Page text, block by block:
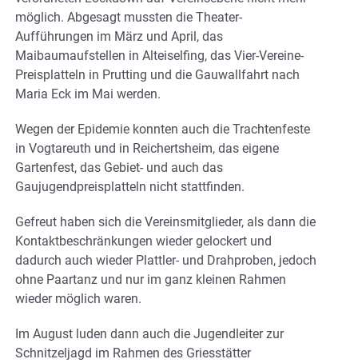
möglich. Abgesagt mussten die Theater-
Aufführungen im März und April, das
Maibaumaufstellen in Alteiselfing, das Vier-Vereine-
Preisplatteln in Prutting und die Gauwallfahrt nach
Maria Eck im Mai werden.
Wegen der Epidemie konnten auch die Trachtenfeste
in Vogtareuth und in Reichertsheim, das eigene
Gartenfest, das Gebiet- und auch das
Gaujugendpreisplatteln nicht stattfinden.
Gefreut haben sich die Vereinsmitglieder, als dann die
Kontaktbeschränkungen wieder gelockert und
dadurch auch wieder Plattler- und Drahproben, jedoch
ohne Paartanz und nur im ganz kleinen Rahmen
wieder möglich waren.
Im August luden dann auch die Jugendleiter zur
Schnitzeljagd im Rahmen des Griesstätter